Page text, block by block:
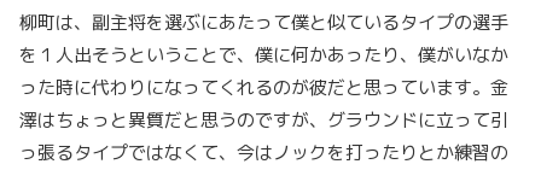
柳町は、副主将を選ぶにあたって僕と似ているタイプの選手
を１人出そうということで、僕に何かあったり、僕がいなか
った時に代わりになってくれるのが彼だと思っています。金
澤はちょっと異質だと思うのですが、グラウンドに立って引
っ張るタイプではなくて、今はノックを打ったりとか練習の